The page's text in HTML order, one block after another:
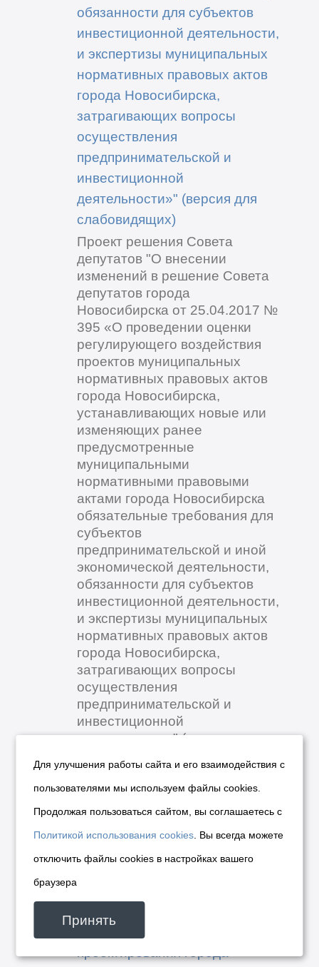
обязанности для субъектов
инвестиционной деятельности,
и экспертизы муниципальных
нормативных правовых актов
города Новосибирска,
затрагивающих вопросы
осуществления
предпринимательской и
инвестиционной
деятельности»" (версия для
слабовидящих)
Проект решения Совета
депутатов "О внесении
изменений в решение Совета
депутатов города
Новосибирска от 25.04.2017 №
395 «О проведении оценки
регулирующего воздействия
проектов муниципальных
нормативных правовых актов
города Новосибирска,
устанавливающих новые или
изменяющих ранее
предусмотренные
муниципальными
нормативными правовыми
актами города Новосибирска
обязательные требования для
субъектов
предпринимательской и иной
экономической деятельности,
обязанности для субъектов
инвестиционной деятельности,
и экспертизы муниципальных
нормативных правовых актов
города Новосибирска,
затрагивающих вопросы
осуществления
предпринимательской и
инвестиционной
деятельности»" (версия для
контрольной работы мэрии
19.05.2026•PDF 76 КБ
Проект решения Совета
депутатов "О внесении
Для улучшения работы сайта и его взаимодействия с
пользователями мы используем файлы cookies.
Продолжая пользоваться сайтом, вы соглашаетесь с
Политикой использования cookies . Вы всегда можете
отключить файлы cookies в настройках вашего
браузера
Принять